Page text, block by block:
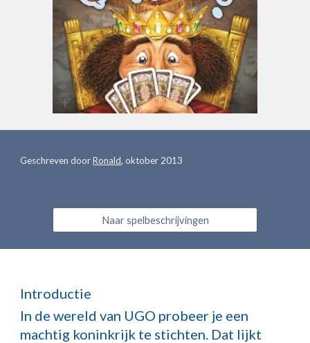
Geschreven doorRonald, oktober 2013
Naar spelbeschrijvingen
Introductie
In de wereld van UGO probeer je een
machtig koninkrijk te stichten. Dat lijkt